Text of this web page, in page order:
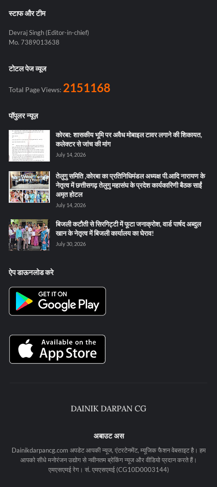
स्टाफ और टीम
Devraj Singh (Editor-in-chief)
Mo. 7389013638
टोटल पेज व्यूज
Total Page Views: 2151168
पॉपुलर न्यूज़
कोरबा: शासकीय भूमि पर अवैध मोबाइल टावर लगाने की शिकायत,
कलेक्टर से जांच की मांग
July 14, 2026
तेलुगु समिति ,कोरबा का प्रतिनिधिमंडल अध्यक्ष पी.आदि नारायण के
नेतृत्व में छत्तीसगढ़ तेलुगु महासंघ के प्रदेश कार्यकारिणी बैठक साईं
अमृत होटल
July 14, 2026
बिजली कटौती से सिरगिट्टी में फूटा जनाक्रोश, वार्ड पार्षद अब्दुल
खान के नेतृत्व में बिजली कार्यालय का घेराव!
July 30, 2026
ऐप डाऊनलोड करे
अबाउट अस
Dainikdarpancg.com अपडेट आपकी न्यूज, एंटरटेनमेंट, म्यूजिक फैशन वेबसाइट है। हम
आपको सीधे मनोरंजन उद्योग से नवीनतम ब्रेकिंग न्यूज और वीडियो प्रदान करते हैं।
एमएसएमई रेग। सं. एमएसएमई (CG10D0003144)